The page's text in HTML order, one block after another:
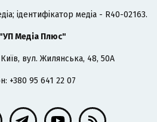
ідентифікатор медіа - R40-02163.
Медіа Плюс"
вул. Жилянська, 48, 50А
+380 95 641 22 07